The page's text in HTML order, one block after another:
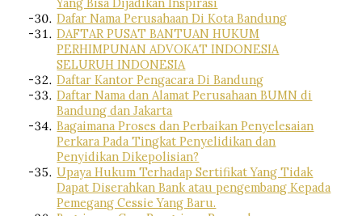
Dafar Nama Perusahaan Di Kota Bandung
DAFTAR PUSAT BANTUAN HUKUM
PERHIMPUNAN ADVOKAT INDONESIA
SELURUH INDONESIA
Daftar Kantor Pengacara Di Bandung
Daftar Nama dan Alamat Perusahaan BUMN di
Bandung dan Jakarta
Bagaimana Proses dan Perbaikan Penyelesaian
Perkara Pada Tingkat Penyelidikan dan
Penyidikan Dikepolisian?
Upaya Hukum Terhadap Sertifikat Yang Tidak
Dapat Diserahkan Bank atau pengembang Kepada
Pemegang Cessie Yang Baru.